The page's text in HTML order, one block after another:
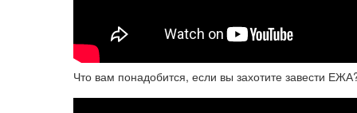
Что вам понадобится, если вы захотите завести